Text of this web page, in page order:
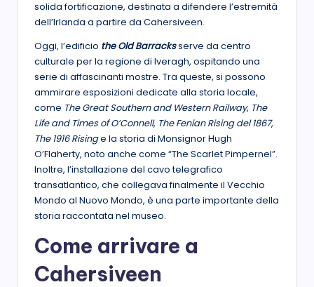
solida fortificazione, destinata a difendere l’estremità
dell’Irlanda a partire da Cahersiveen.
Oggi, l’edificio the Old Barracksserve da centro
culturale per la regione di Iveragh, ospitando una
serie di affascinanti mostre. Tra queste, si possono
ammirare esposizioni dedicate alla storia locale,
come The Great Southern and Western Railway, The
Life and Times of O’Connell, The Fenian Rising del 1867,
The 1916 Risinge la storia di Monsignor Hugh
O’Flaherty, noto anche come “The Scarlet Pimpernel”.
Inoltre, l’installazione del cavo telegrafico
transatlantico, che collegava finalmente il Vecchio
Mondo al Nuovo Mondo, è una parte importante della
storia raccontata nel museo.
Come arrivare a
Cahersiveen